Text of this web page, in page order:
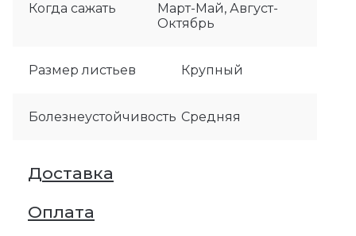
Когда сажать
Март-Май, Август-
Октябрь
Размер листьев Крупный
Болезнеустойчивость Средняя
Доставка
Оплата